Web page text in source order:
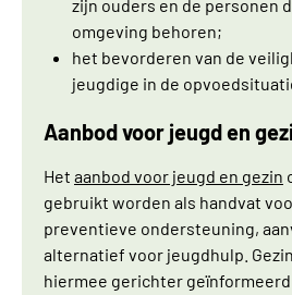
zijn ouders en de personen
omgeving behoren;
het bevorderen van de
jeugdige in de
Aanbod voor jeugd en
Het aanbod voor jeugd en gezin
gebruikt worden als handvat
preventieve ondersteuning,
alternatief voor jeugdhulp.
hiermee gerichter